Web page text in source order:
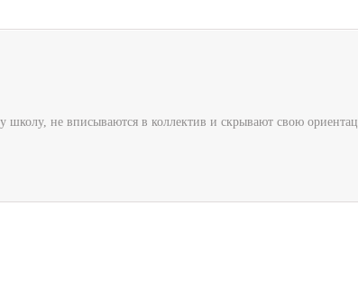
не вписываются в коллектив и скрывают свою